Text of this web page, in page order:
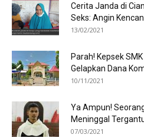
Cerita Janda di
Seks: Angin
13/02/2021
Parah! Kepsek
Gelapkan Dana
10/11/2021
Ya Ampun!
Meninggal
07/03/2021